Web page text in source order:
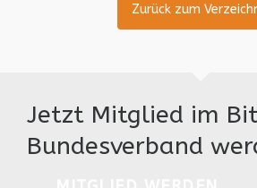
Zurück zum
Jetzt Mitglied im
Bundesverband